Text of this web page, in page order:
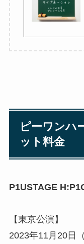
ピーワン
ット料金
P1USTAGE
【東京公演】
2023年11月20日